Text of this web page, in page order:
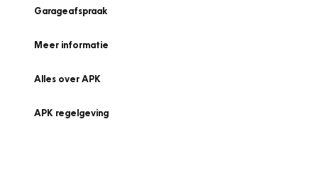
Garageafspraak
Meer informatie
Alles over APK
APK regelgeving